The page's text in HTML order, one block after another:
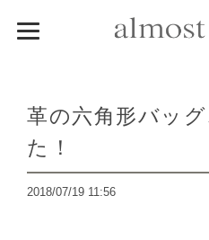
革の六角形バッ
た！
2018/07/19 11:56